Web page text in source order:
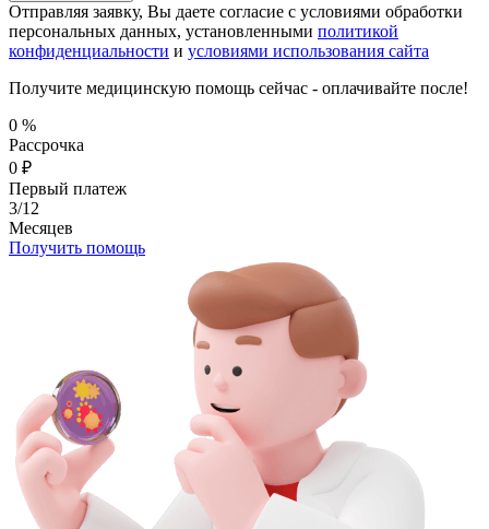
Отправляя заявку, Вы даете согласие с условиями обработки
персональных данных, установленными политикой
конфиденциальности и условиями использования сайта
Получите медицинскую помощь сейчас - оплачивайте после!
0 %
Рассрочка
0 ₽
Первый платеж
3/12
Месяцев
Получить помощь